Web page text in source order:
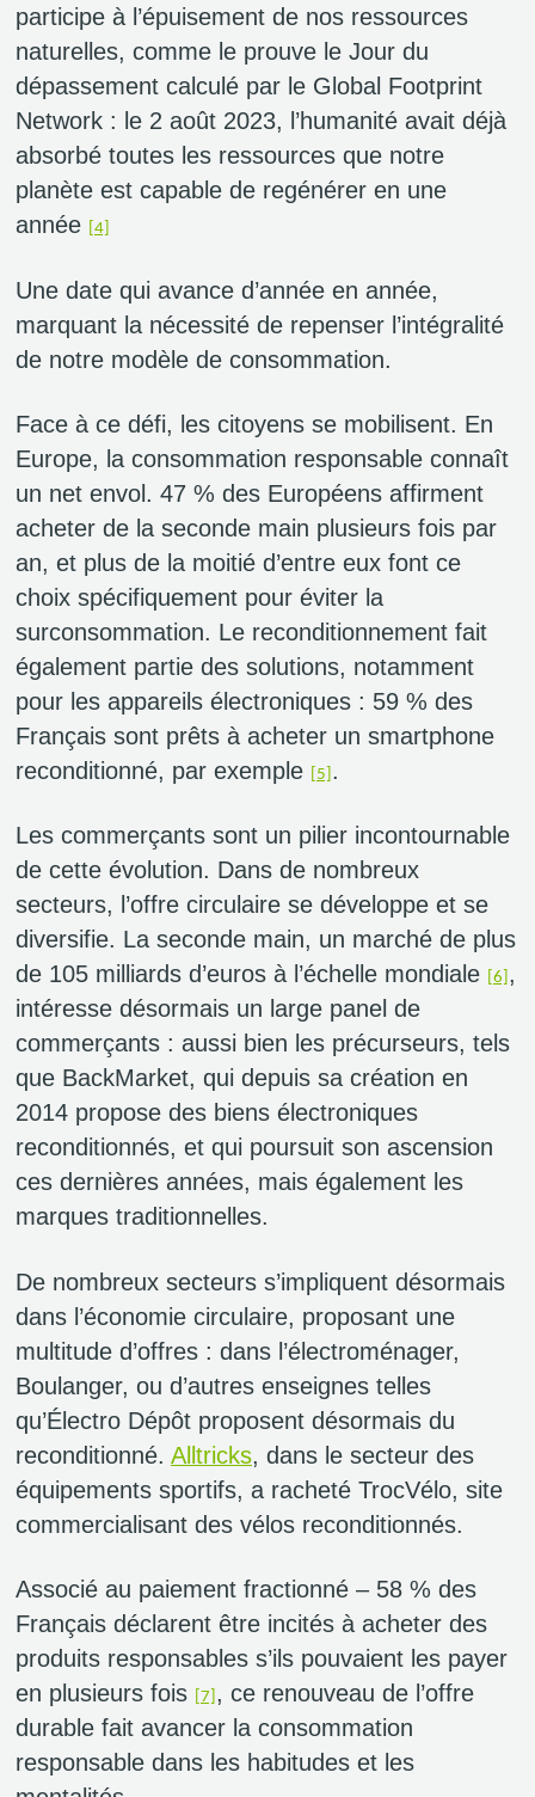
participe à l’épuisement de nos ressources
naturelles, comme le prouve le Jour du
dépassement calculé par le Global Footprint
Network : le 2 août 2023, l’humanité avait déjà
absorbé toutes les ressources que notre
planète est capable de regénérer en une
année
[4]
Une date qui avance d’année en année,
marquant la nécessité de repenser l’intégralité
de notre modèle de consommation.
Face à ce défi, les citoyens se mobilisent. En
Europe, la consommation responsable connaît
un net envol. 47 % des Européens affirment
acheter de la seconde main plusieurs fois par
an, et plus de la moitié d’entre eux font ce
choix spécifiquement pour éviter la
surconsommation. Le reconditionnement fait
également partie des solutions, notamment
pour les appareils électroniques : 59 % des
Français sont prêts à acheter un smartphone
reconditionné, par exemple
[5] .
Les commerçants sont un pilier incontournable
de cette évolution. Dans de nombreux
secteurs, l’offre circulaire se développe et se
diversifie. La seconde main, un marché de plus
de 105 milliards d’euros à l’échelle mondiale
[6] ,
intéresse désormais un large panel de
commerçants : aussi bien les précurseurs, tels
que BackMarket, qui depuis sa création en
2014 propose des biens électroniques
reconditionnés, et qui poursuit son ascension
ces dernières années, mais également les
marques traditionnelles.
De nombreux secteurs s’impliquent désormais
dans l’économie circulaire, proposant une
multitude d’offres : dans l’électroménager,
Boulanger, ou d’autres enseignes telles
qu’Électro Dépôt proposent désormais du
reconditionné. Alltricks, dans le secteur des
équipements sportifs, a racheté TrocVélo, site
commercialisant des vélos reconditionnés.
Associé au paiement fractionné – 58 % des
Français déclarent être incités à acheter des
produits responsables s’ils pouvaient les payer
en plusieurs fois
[7] , ce renouveau de l’offre
durable fait avancer la consommation
responsable dans les habitudes et les